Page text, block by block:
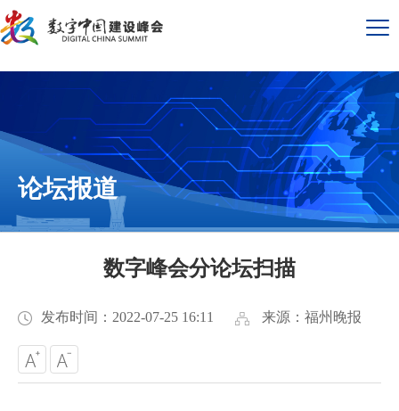
论坛报道
数字峰会分论坛扫描
发布时间：2022-07-25 16:11 来源：福州晚报